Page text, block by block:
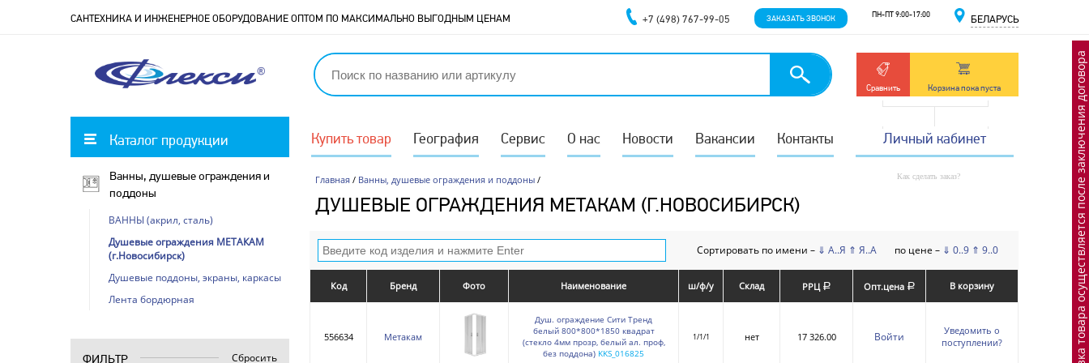
Каталог продукции Купить товар География Сервис О нас Новости Вакансии Контакты Личный кабинет
САНТЕХНИКА И ИНЖЕНЕРНОЕ ОБОРУДОВАНИЕ ОПТОМ ПО МАКСИМАЛЬНО ВЫГОДНЫМ ЦЕНАМ +7 (498) 767-99-05 ЗАКАЗАТЬ ЗВОНОК ПН-ПТ 9:00-17:00 БЕЛАРУСЬ
Сравнить Корзина пока пуста
Как сделать заказ?
Главная / Ванны, душевые ограждения и поддоны /
ДУШЕВЫЕ ОГРАЖДЕНИЯ МЕТАКАМ (Г.НОВОСИБИРСК)
Сортировать по имени – ⇓ А..Я ⇑ Я..А по цене – ⇓ 0..9 ⇑ 9..0
Код Бренд Фото Наименование ш/ф/у Склад РРЦ a Опт.цена a В корзину
556634 Метакам
Душ. ограждение Сити Тренд
белый 800*800*1850 квадрат
(стекло 4мм прозр, белый ал. проф,
без поддона) KKS_016825
1/1/1 нет 17 326.00 Войти
Уведомить о
поступлении?
Ванны, душевые ограждения и
поддоны
ВАННЫ (акрил, сталь)
Душевые ограждения МЕТАКАМ
(г.Новосибирск)
Душевые поддоны, экраны, каркасы
Лента бордюрная
ФИЛЬТР Сбросить Отгрузка товара осуществляется после заключения договора